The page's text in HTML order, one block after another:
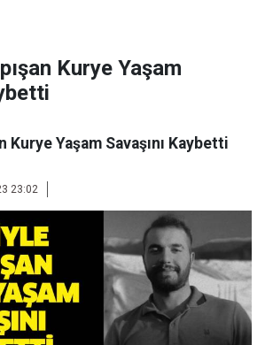
Kurye Yaşam
Kurye Yaşam Savaşını Kaybetti
23:02